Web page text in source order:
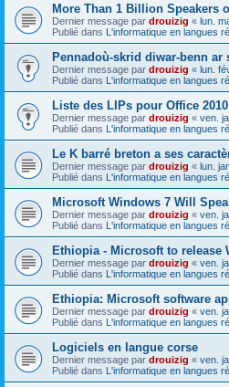
More Than 1 Billion Speakers
Dernier message par drouizig « lun.
Publié dans L'informatique en langues
Pennadoù-skrid diwar-benn ar
Dernier message par drouizig « lun.
Publié dans L'informatique en langues
Liste des LIPs pour Office 2010
Dernier message par drouizig « ven.
Publié dans L'informatique en langues
Le K barré breton a ses
Dernier message par drouizig « lun.
Publié dans L'informatique en langues
Microsoft Windows 7 Will
Dernier message par drouizig « ven.
Publié dans L'informatique en langues
Ethiopia - Microsoft to release
Dernier message par drouizig « ven.
Publié dans L'informatique en langues
Ethiopia: Microsoft software
Dernier message par drouizig « ven.
Publié dans L'informatique en langues
Logiciels en langue corse
Dernier message par drouizig « ven.
Publié dans L'informatique en langues